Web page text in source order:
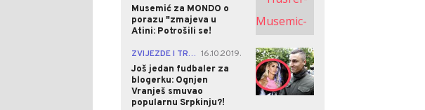
Musemić za MONDO o
porazu "zmajeva u
Atini: Potrošili se!
ZVIJEZDE I TRAČEVI 16.10.2019.
Još jedan fudbaler za
blogerku: Ognjen
Vranješ smuvao
popularnu Srpkinju?!
0